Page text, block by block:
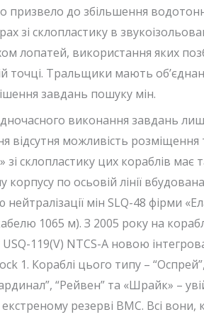
призвело до збільшення
зі склопластику в
лопатей, використання яких
точці. Тральщики мають
завдань пошуку мін.
виконання завдань
відсутня можливість
склопластику цих кораблів має
по осьовій лінії
мін SLQ-48 фірми
1065 м). З 2005 року на
119(V) NTCS-A новою
1. Кораблі цього типу – “Оспрей”,
“Рейвен” та «Шрайк» –
екстреному резерві ВМС. Всі